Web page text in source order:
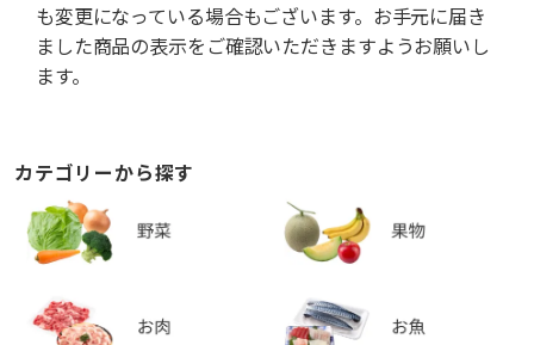
も変更になっている場合もございます。お手元に届き
ました商品の表示をご確認いただきますようお願いし
ます。
カテゴリーから探す